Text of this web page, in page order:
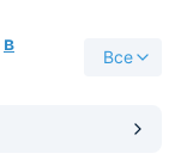
в
Все